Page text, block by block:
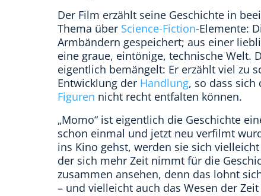
Der Film erzählt seine Geschichte in
Thema über Science-Fiction-Elemente:
Armbändern gespeichert; aus einer
eine graue, eintönige, technische Welt.
eigentlich bemängelt: Er erzählt viel zu
Entwicklung der Handlung, so dass sich
Figuren nicht recht entfalten können.
„Momo“ ist eigentlich die Geschichte
schon einmal und jetzt neu verfilmt
ins Kino gehst, werden sie sich
der sich mehr Zeit nimmt für die
zusammen ansehen, denn das lohnt
– und vielleicht auch das Wesen der